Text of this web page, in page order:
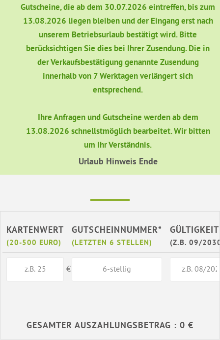
Gutscheine, die ab dem 30.07.2026 eintreffen, bis zum
13.08.2026 liegen bleiben und der Eingang erst nach
unserem Betriebsurlaub bestätigt wird. Bitte
berücksichtigen Sie dies bei Ihrer Zusendung. Die in
der Verkaufsbestätigung genannte Zusendung
innerhalb von 7 Werktagen verlängert sich
entsprechend.
Ihre Anfragen und Gutscheine werden ab dem
13.08.2026 schnellstmöglich bearbeitet. Wir bitten
um Ihr Verständnis.
Urlaub Hinweis Ende
KARTENWERT
(20-500 EURO)
GUTSCHEINNUMMER*
(LETZTEN 6 STELLEN)
GÜLTIGKEIT
(Z.B. 09/
€
GESAMTER AUSZAHLUNGSBETRAG : 0 €